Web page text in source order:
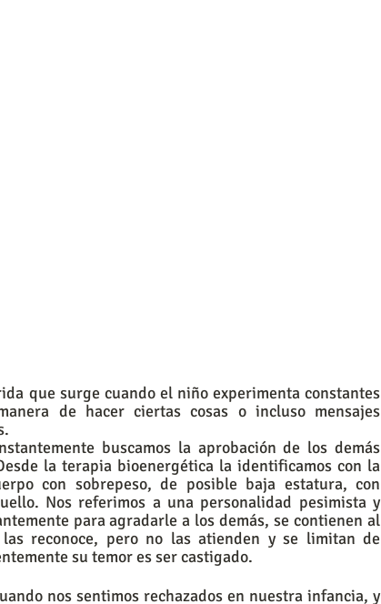
que surge cuando el niño experimenta constantes
de hacer ciertas cosas o incluso mensajes
buscamos la aprobación de los demás
la terapia bioenergética la identificamos con la
con sobrepeso, de posible baja estatura, con
Nos referimos a una personalidad pesimista y
para agradarle a los demás, se contienen al
las reconoce, pero no las atienden y se limitan de
su temor es ser castigado.
nos sentimos rechazados en nuestra infancia, y